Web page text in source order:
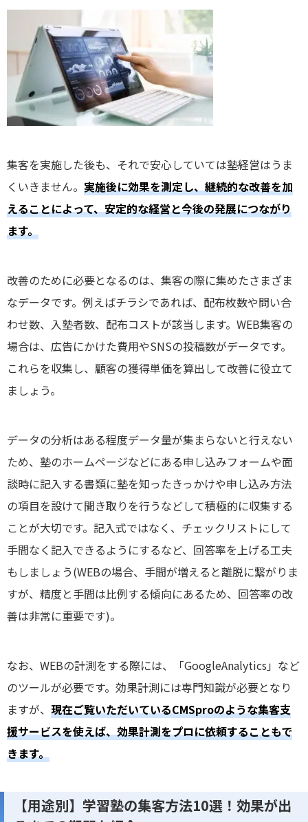
集客を実施した後も、それで安心していては塾経営はうま
くいきません。 実施後に効果を測定し、継続的な改善を加
えることによって、安定的な経営と今後の発展につながり
ます。
改善のために必要となるのは、集客の際に集めたさまざま
なデータです。例えばチラシであれば、配布枚数や問い合
わせ数、入塾者数、配布コストが該当します。WEB集客の
場合は、広告にかけた費用やSNSの投稿数がデータです。
これらを収集し、顧客の獲得単価を算出して改善に役立て
ましょう。
データの分析はある程度データ量が集まらないと行えない
ため、塾のホームページなどにある申し込みフォームや面
談時に記入する書類に塾を知ったきっかけや申し込み方法
の項目を設けて聞き取りを行うなどして積極的に収集する
ことが大切です。記入式ではなく、チェックリストにして
手間なく記入できるようにするなど、回答率を上げる工夫
もしましょう(WEBの場合、手間が増えると離脱に繋がりま
すが、精度と手間は比例する傾向にあるため、回答率の改
善は非常に重要です)。
なお、WEBの計測をする際には、「GoogleAnalytics」など
のツールが必要です。効果計測には専門知識が必要となり
ますが、 現在ご覧いただいているCMSproのような集客支
援サービスを使えば、効果計測をプロに依頼することもで
きます。
【用途別】学習塾の集客方法10選！効果が出